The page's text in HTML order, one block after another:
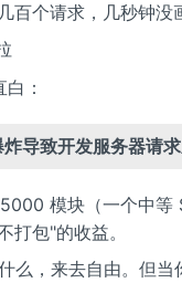
百个请求，几秒钟没
：
导致开发服务器请求
模块（一个中等
打包"的收益。
么，来去自由。但当